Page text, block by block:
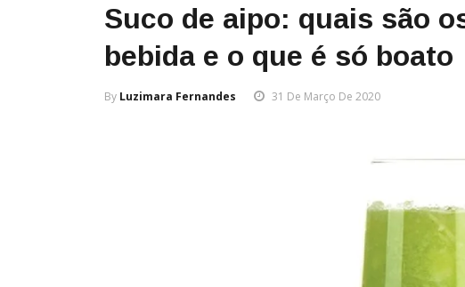
Suco de aipo: quais são
bebida e o que é só boato
By Luzimara Fernandes 31 De Março De 2020